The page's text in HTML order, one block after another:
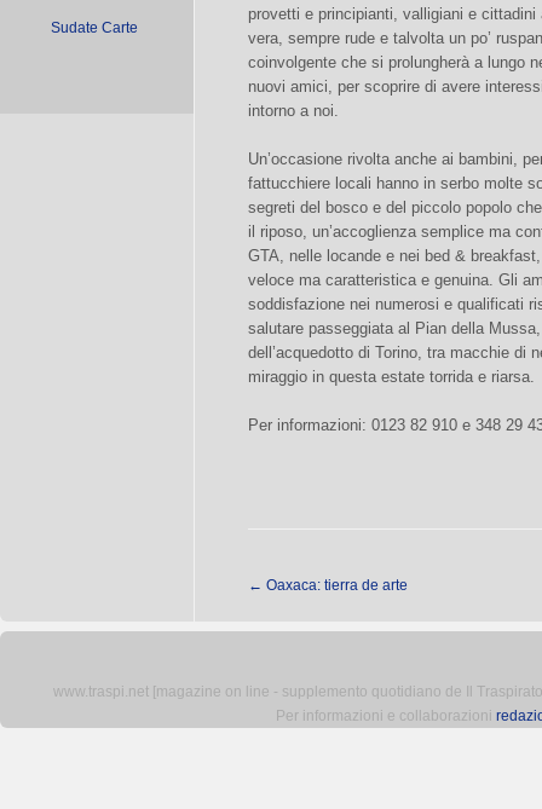
Sudate Carte
provetti e principianti, valligiani e
vera, sempre rude e talvolta un po’
coinvolgente che si prolungherà a lungo
nuovi amici, per scoprire di avere
intorno a noi.
Un’occasione rivolta anche ai bambini,
fattucchiere locali hanno in serbo molte
segreti del bosco e del piccolo popolo
il riposo, un’accoglienza semplice ma
GTA, nelle locande e nei bed &
veloce ma caratteristica e genuina. Gli
soddisfazione nei numerosi e qualificati
salutare passeggiata al Pian della
dell’acquedotto di Torino, tra macchie di
miraggio in questa estate torrida e riarsa.
Per informazioni: 0123 82 910 e 348 29
← Oaxaca: tierra de arte
www.traspi.net [magazine on line - supplemento quotidiano de Il
Per informazioni e collaborazioni